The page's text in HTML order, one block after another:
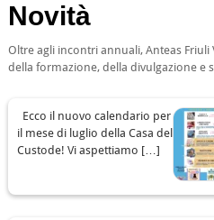
Novità
Oltre agli incontri annuali, Anteas Friuli
della formazione, della divulgazione e
Ecco il nuovo calendario per
il mese di luglio della Casa del
Custode! Vi aspettiamo […]